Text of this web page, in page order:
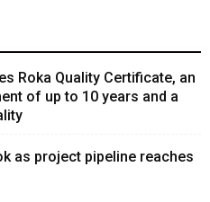
Roka Quality Certificate, an
of up to 10 years and a
as project pipeline reaches